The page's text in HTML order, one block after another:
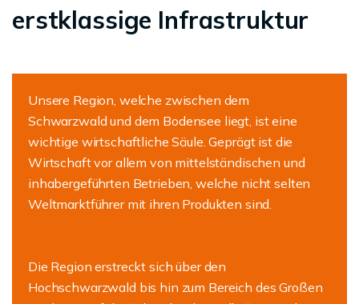
erstklassige Infrastruktur
Unsere Region, welche zwischen dem
Schwarzwald und dem Bodensee liegt, ist eine
wichtige wirtschaftliche Säule. Geprägt ist die
Wirtschaft vor allem von mittelständischen und
inhabergeführten Betrieben, welche nicht selten
Weltmarktführer mit ihren Produkten sind.
Die Region erstreckt sich über den
Hochschwarzwald bis hin zum Bereich des Großen